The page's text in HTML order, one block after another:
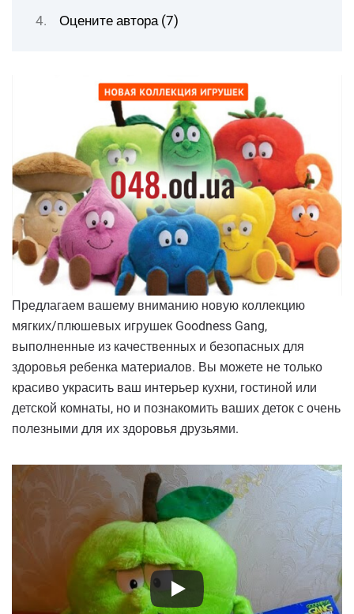
Оцените автора (7)
Предлагаем вашему вниманию новую коллекцию
мягких/плюшевых игрушек Goodness Gang,
выполненные из качественных и безопасных для
здоровья ребенка материалов. Вы можете не только
красиво украсить ваш интерьер кухни, гостиной или
детской комнаты, но и познакомить ваших деток с очень
полезными для их здоровья друзьями.